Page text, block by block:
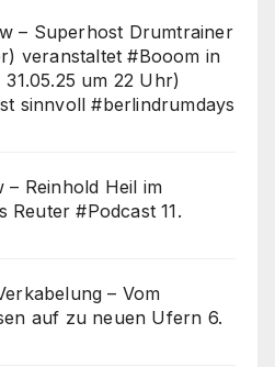
– Superhost Drumtrainer
veranstaltet #Booom in
um 22 Uhr)
sinnvoll #berlindrumdays
– Reinhold Heil im
Reuter #Podcast 11.
– Vom
auf zu neuen Ufern 6.